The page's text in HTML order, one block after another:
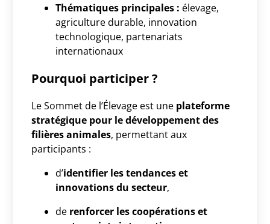
Thématiques principales : élevage,
agriculture durable, innovation
technologique, partenariats
internationaux
Pourquoi participer ?
Le Sommet de l’Élevage est une plateforme
stratégique pour le développement des
filières animales, permettant aux
participants :
d’identifier les tendances et
innovations du secteur,
de renforcer les coopérations et